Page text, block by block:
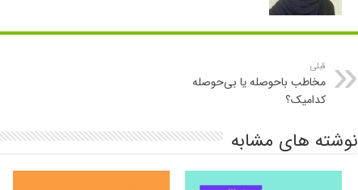
قبلی
مخاطب باحوصله یا بی‌حوصله
کدامیک؟
نوشته های مشابه